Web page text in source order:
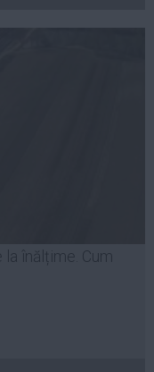
la înălțime. Cum